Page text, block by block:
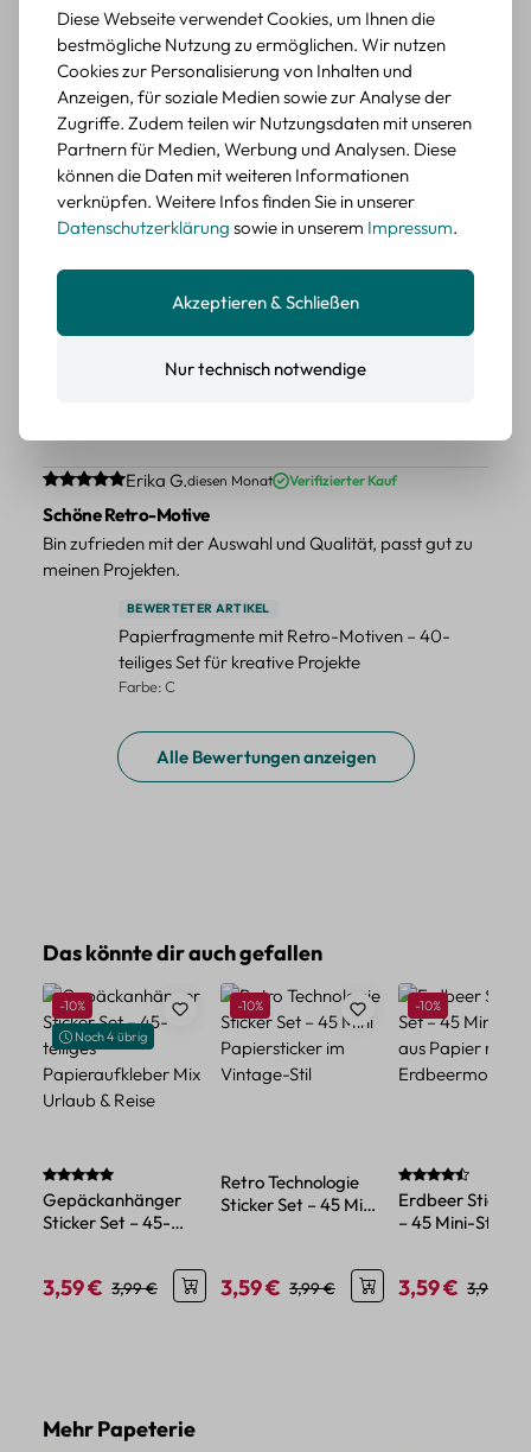
Die Sticker passen gut zu meinen Büchern, würde sie
wieder kaufen.
BEWERTETER ARTIKEL
Retro Blumen Sticker Set – 45 Stück mit 15
verschiedene Motive
Farbe: F
Durchschnittliche Bewertung von 5 von 5 Sternen
Erika G.diesen Monat Verifizierter Kauf
Schöne Deko-Teile für meine Bücher, es passt zu meinem
Retro Sticker Scrapbooking Set – Mix aus
Durchschnittliche Bewertung von 5 von 5 Sternen
Erika G.diesen Monat Verifizierter Kauf
Schöne Retro-Motive
Bin zufrieden mit der Auswahl und Qualität, passt gut zu
meinen Projekten.
BEWERTETER ARTIKEL
Papierfragmente mit Retro-Motiven – 40-
teiliges Set für kreative Projekte
Farbe: C
Alle Bewertungen anzeigen
Produktgalerie überspringen
Das könnte dir auch gefallen
Rabatt
-10%
Noch 4 übrig
Durchschnittliche Bewertung von 5 von 5 Sternen
Gepäckanhänger
Sticker Set – 45-
Papieraufkleber Mix
Urlaub & Reise
Verkaufspreis:
3,59 € Regulärer Preis:
3,99 €
Rabatt
-10%
Retro Technologie
Sticker Set – 45 Mini
Verkaufspreis:
3,59 € Regulärer Preis:
3,99 €
Rabatt
-10%
Erdbeer Sticker
– 45 Mini-
Verkaufspreis:
3,59 € 3,99 €
Produktgalerie überspringen
Mehr Papeterie
Diese Webseite verwendet Cookies, um Ihnen die
bestmögliche Nutzung zu ermöglichen. Wir nutzen
Cookies zur Personalisierung von Inhalten und
Anzeigen, für soziale Medien sowie zur Analyse der
Zugriffe. Zudem teilen wir Nutzungsdaten mit unseren
Partnern für Medien, Werbung und Analysen. Diese
können die Daten mit weiteren Informationen
verknüpfen. Weitere Infos finden Sie in unserer
Datenschutzerklärung sowie in unserem Impressum.
Nur technisch notwendige
Akzeptieren & Schließen